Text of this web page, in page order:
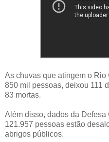
As chuvas que atingem o
850 mil pessoas, deixou 111
83 mortas.
Além disso, dados da
121.957 pessoas estão
abrigos públicos.